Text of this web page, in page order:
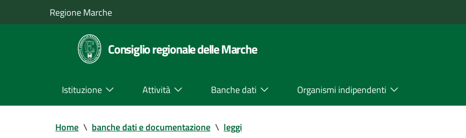
Regione Marche
Consiglio regionale delle Marche
Istituzione Attività Banche dati Organismi indipendenti
Home \ banche dati e documentazione \ leggi